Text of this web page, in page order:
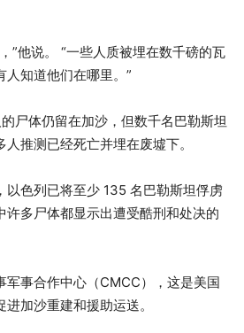
”他说。 “一些人质被埋在数千磅的瓦
知道他们在哪里。”
尸体仍留在加沙，但数千名巴勒斯坦
推测已经死亡并埋在废墟下。
以色列已将至少 135 名巴勒斯坦俘虏
许多尸体都显示出遭受酷刑和处决的
军事合作中心（CMCC），这是美国
加沙重建和援助运送。